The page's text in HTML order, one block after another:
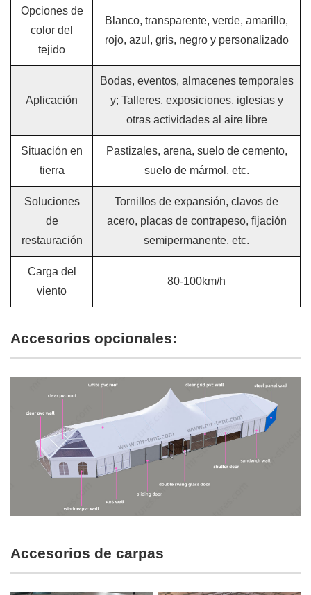
Opciones de
color del
tejido
Blanco, transparente, verde, amarillo,
rojo, azul, gris, negro y personalizado
Aplicación
Bodas, eventos, almacenes temporales
y; Talleres, exposiciones, iglesias y
otras actividades al aire libre
Situación en
tierra
Pastizales, arena, suelo de cemento,
suelo de mármol, etc.
Soluciones
de
restauración
Tornillos de expansión, clavos de
acero, placas de contrapeso, fijación
semipermanente, etc.
Carga del
viento
80-100km/h
Accesorios opcionales:
Accesorios de carpas